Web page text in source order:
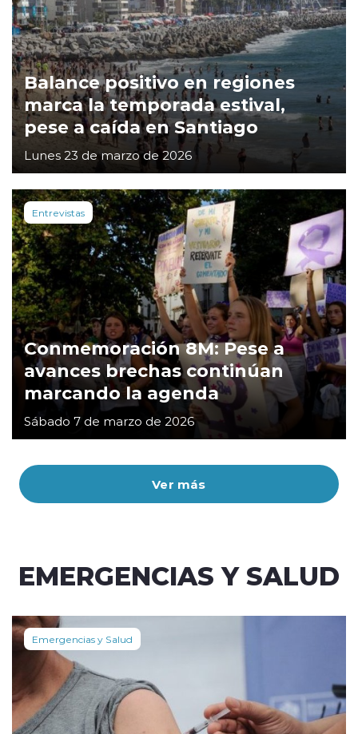
Ver más
Balance positivo en regiones
marca la temporada estival,
pese a caída en Santiago
Lunes 23 de marzo de 2026
Entrevistas
Conmemoración 8M: Pese a
avances brechas continúan
marcando la agenda
Sábado 7 de marzo de 2026
EMERGENCIAS Y SALUD
Emergencias y Salud